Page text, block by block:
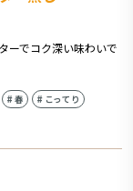
ーでコク深い味わいで
#春 # こってり